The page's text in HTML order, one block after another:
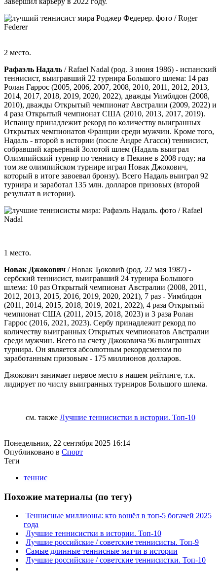
2 место.
Рафаэль Надаль / Rafael Nadal (род. 3 июня 1986) - испанский
теннисист, выигравший 22 турнира Большого шлема: 14 раз
Ролан Гаррос (2005, 2006, 2007, 2008, 2010, 2011, 2012, 2013,
2014, 2017, 2018, 2019, 2020, 2022), дважды Уимблдон (2008,
2010), дважды Открытый чемпионат Австралии (2009, 2022) и
4 раза Открытый чемпионат США (2010, 2013, 2017, 2019).
Испанцу принадлежит рекорд по количеству выигранных
Открытых чемпионатов Франции среди мужчин. Кроме того,
Надаль - второй в истории (после Андре Агасси) теннисист,
собравший карьерный Золотой шлем (Надаль выиграл
Олимпийский турнир по теннису в Пекине в 2008 году; на
том же олимпийском турнире играл Новак Джокович,
который в итоге завоевал бронзу). Всего Надаль выиграл 92
турнира и заработал 135 млн. долларов призовых (второй
результат в истории).
1 место.
Новак Джокович / Новак Ђоковић (род. 22 мая 1987) -
сербский теннисист, выигравший 24 турнира Большого
шлема: 10 раз Открытый чемпионат Австралии (2008, 2011,
2012, 2013, 2015, 2016, 2019, 2020, 2021), 7 раз - Уимблдон
(2011, 2014, 2015, 2018, 2019, 2021, 2022), 4 раза Открытый
чемпионат США (2011, 2015, 2018, 2023) и 3 раза Ролан
Гаррос (2016, 2021, 2023). Сербу принадлежит рекорд по
количеству выигранных Открытых чемпионатов Австралии
среди мужчин. Всего на счету Джоковича 96 выигранных
турнира. Он является абсолютным рекордсменом по
заработанным призовым - 175 миллионов долларов.
Джокович занимает первое место в нашем рейтинге, т.к.
лидирует по числу выигранных турниров Большого шлема.
см. также Лучшие теннисистки в истории. Топ-10
Понедельник, 22 сентября 2025 16:14
Опубликовано в Спорт
Теги
теннис
Похожие материалы (по тегу)
Теннисные миллионы: кто вошёл в топ-5 богачей 2025
года
Лучшие теннисистки в истории. Топ-10
Лучшие российские / советские теннисисты. Топ-9
Самые длинные теннисные матчи в истории
Лучшие российские / советские теннисистки. Топ-10